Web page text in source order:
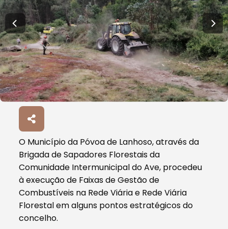
O Município da Póvoa de Lanhoso, através da
Brigada de Sapadores Florestais da
Comunidade Intermunicipal do Ave, procedeu
à execução de Faixas de Gestão de
Combustíveis na Rede Viária e Rede Viária
Florestal em alguns pontos estratégicos do
concelho.